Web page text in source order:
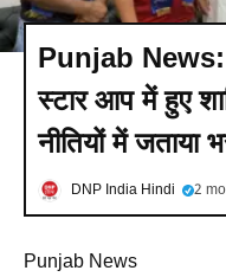
Punjab News:
स्टार आप में हुए
नीतियों में जताया
DNP India Hindi 2
Punjab News